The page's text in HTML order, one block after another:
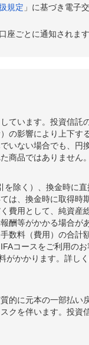
規定 」に基づき電子
座ごとに通知されます
ています。投資信
影響により上下す
ない場合でも、円
商品ではありません。
除く）、換金時に
は、換金時に取得
費用として、純資
等がかかる場合が
料（費用）の合計
コースをご利用の
かかります。詳し
的に元本の一部払い
クを伴います。投